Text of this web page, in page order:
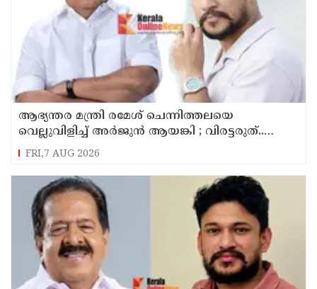
ആഭ്യന്തര മന്ത്രി രമേശ് ചെന്നിത്തലയെ
വെല്ലുവിളിച്ച് അ‍ർജുൻ ആയങ്കി ; വിരട്ടരുത്..
വളർന്ന പാർട്ടി വേറെയാണ് !
FRI,7 AUG 2026